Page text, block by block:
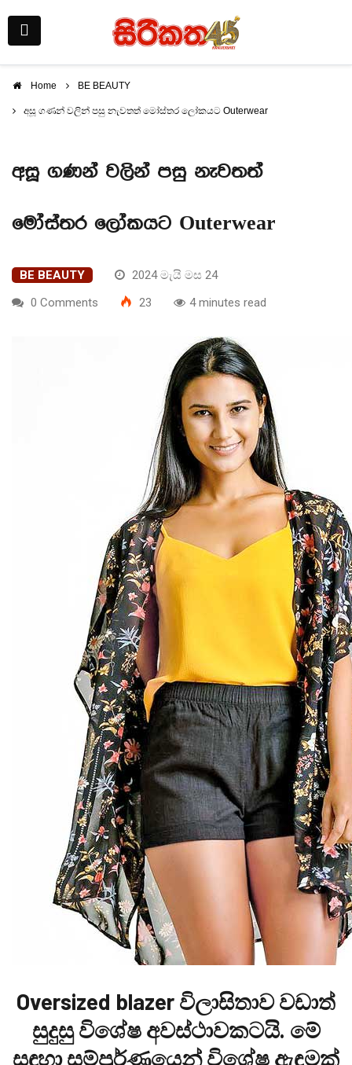
Home BE BEAUTY
අසූ ගණන් වලින් පසු නැවතත් මෝස්තර ලෝකයට Outerwear
අසූ ගණන් වලින් පසු නැවතත්
මෝස්තර ලෝකයට Outerwear
BE BEAUTY
2024 මැයි මස 24
0 Comments
23 4 minutes read
Oversized blazer විලාසිතාව වඩාත්
සුදුසු විශේෂ අවස්ථාවකටයි. මේ
සඳහා සම්පූර්ණයෙන් විශේෂ ඇඳුමක්